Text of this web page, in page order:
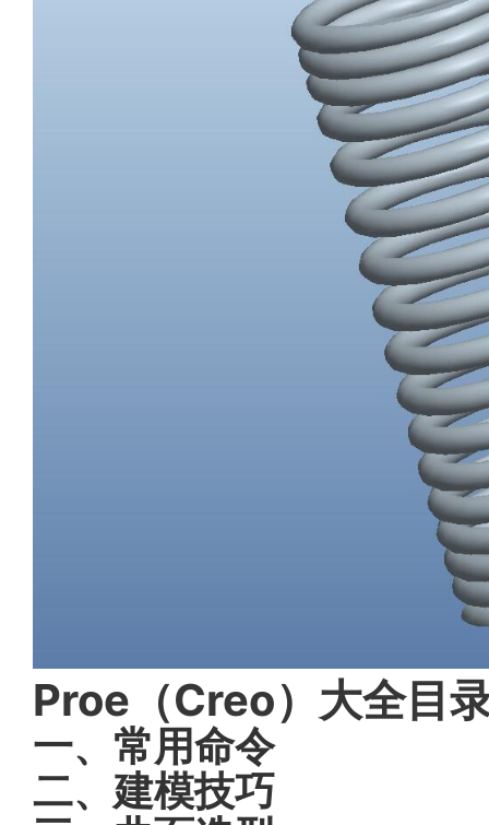
Proe（Creo）大全目
一、常用命令
二、建模技巧